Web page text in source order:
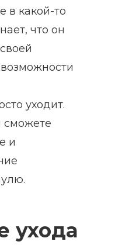
в какой-то
что он
уходит.
сможете
и
ухода